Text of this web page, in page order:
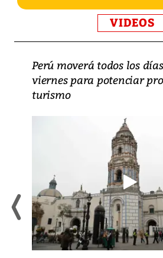
VIDEOS
Perú moverá todos los
viernes para potenciar
turismo